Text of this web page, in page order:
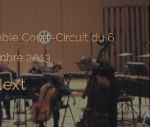
Court-Circuit du 6
2013